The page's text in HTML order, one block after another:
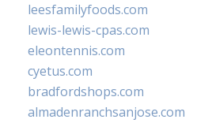
leesfamilyfoods.com
lewis-lewis-cpas.com
eleontennis.com
cyetus.com
bradfordshops.com
almadenranchsanjose.com